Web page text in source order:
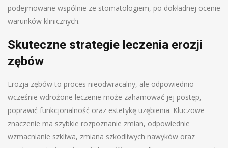
podejmowane wspólnie ze stomatologiem, po dokładnej ocenie
warunków klinicznych.
Skuteczne strategie leczenia erozji
zębów
Erozja zębów to proces nieodwracalny, ale odpowiednio
wcześnie wdrożone leczenie może zahamować jej postęp,
poprawić funkcjonalność oraz estetykę uzębienia. Kluczowe
znaczenie ma szybkie rozpoznanie zmian, odpowiednie
wzmacnianie szkliwa, zmiana szkodliwych nawyków oraz